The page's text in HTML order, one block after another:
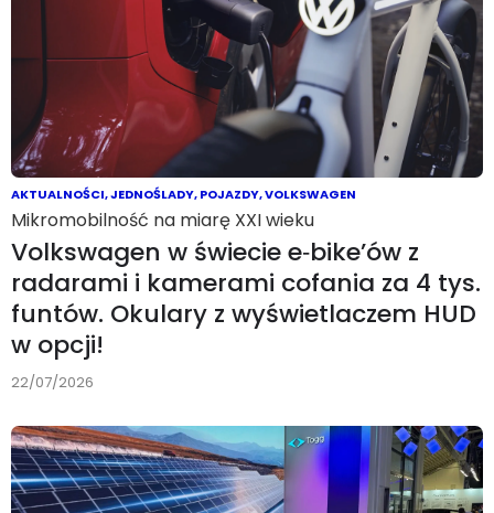
AKTUALNOŚCI,JEDNOŚLADY,POJAZDY,VOLKSWAGEN
Mikromobilność na miarę XXI wieku
Volkswagen w świecie e‑bike’ów z
radarami i kamerami cofania za 4 tys.
funtów. Okulary z wyświetlaczem HUD
w opcji!
22/07/2026